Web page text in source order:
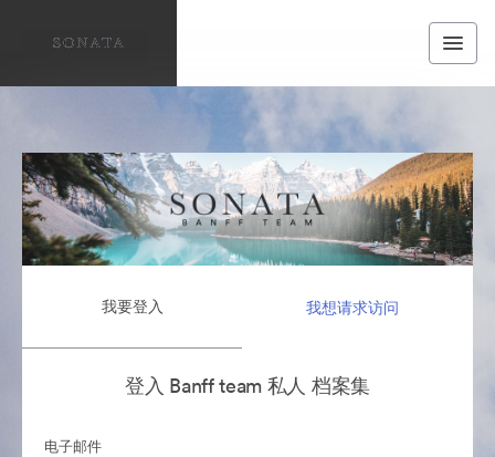
我要登入 我想请求访问
登入 Banff team 私人 档案集
电子邮件